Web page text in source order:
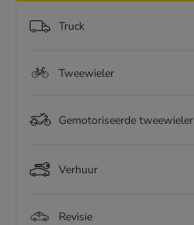
Truck
Tweewieler
Gemotoriseerde tweewieler
Verhuur
Revisie